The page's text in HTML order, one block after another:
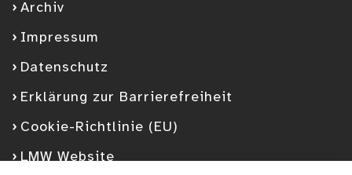
Archiv
Impressum
Datenschutz
Erklärung zur Barrierefreiheit
Cookie-Richtlinie (EU)
LMW Website